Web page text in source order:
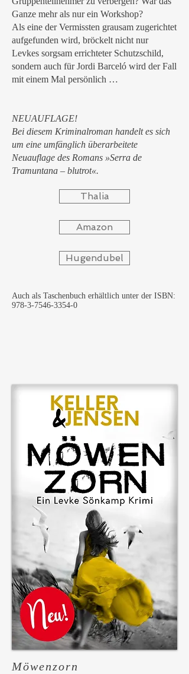
Ganze mehr als nur ein Workshop?
Als eine der Vermissten grausam zugerichtet
aufgefunden wird, bröckelt nicht nur
Levkes sorgsam errichteter Schutzschild,
sondern auch für Jordi Barceló wird der Fall
mit einem Mal persönlich …
NEUAUFLAGE!
Bei diesem Kriminalroman handelt es sich
um eine umfänglich überarbeitete
Neuauflage des Romans »Serra de
Tramuntana – blutrot«.
Thalia
Amazon
Hugendubel
Auch als Taschenbuch erhältlich unter der ISBN:
978-3-7546-3354-0
Möwenzorn